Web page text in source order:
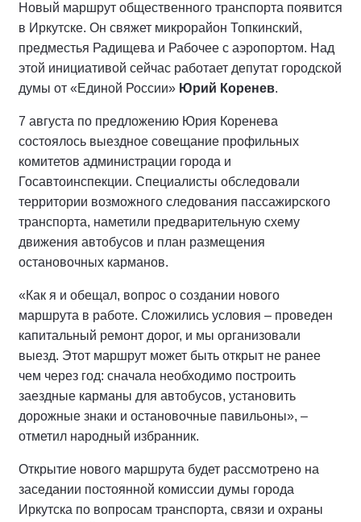
Новый маршрут общественного транспорта появится
в Иркутске. Он свяжет микрорайон Топкинский,
предместья Радищева и Рабочее с аэропортом. Над
этой инициативой сейчас работает депутат городской
думы от «Единой России» Юрий Коренев.
7 августа по предложению Юрия Коренева
состоялось выездное совещание профильных
комитетов администрации города и
Госавтоинспекции. Специалисты обследовали
территории возможного следования пассажирского
транспорта, наметили предварительную схему
движения автобусов и план размещения
остановочных карманов.
«Как я и обещал, вопрос о создании нового
маршрута в работе. Сложились условия – проведен
капитальный ремонт дорог, и мы организовали
выезд. Этот маршрут может быть открыт не ранее
чем через год: сначала необходимо построить
заездные карманы для автобусов, установить
дорожные знаки и остановочные павильоны», –
отметил народный избранник.
Открытие нового маршрута будет рассмотрено на
заседании постоянной комиссии думы города
Иркутска по вопросам транспорта, связи и охраны